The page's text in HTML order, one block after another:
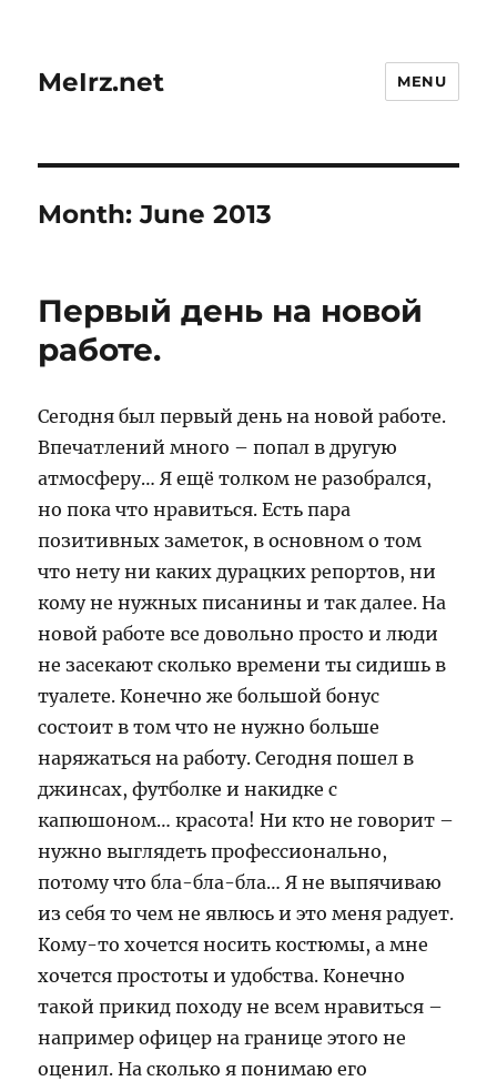
MeIrz.net MENU
Month:June 2013
Первый день на новой
работе.
Сегодня был первый день на новой работе.
Впечатлений много – попал в другую
атмосферу… Я ещё толком не разобрался,
но пока что нравиться. Есть пара
позитивных заметок, в основном о том
что нету ни каких дурацких репортов, ни
кому не нужных писанины и так далее. На
новой работе все довольно просто и люди
не засекают сколько времени ты сидишь в
туалете. Конечно же большой бонус
состоит в том что не нужно больше
наряжаться на работу. Сегодня пошел в
джинсах, футболке и накидке с
капюшоном… красота! Ни кто не говорит –
нужно выглядеть профессионально,
потому что бла-бла-бла… Я не выпячиваю
из себя то чем не явлюсь и это меня радует.
Кому-то хочется носить костюмы, а мне
хочется простоты и удобства. Конечно
такой прикид походу не всем нравиться –
например офицер на границе этого не
оценил. На сколько я понимаю его